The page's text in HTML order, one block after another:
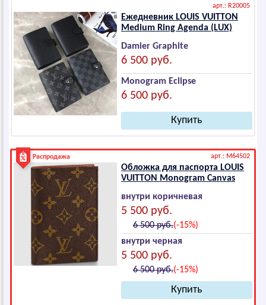
арт.: R20005
Ежедневник LОUIS VUIТТОN
Mеdium Ring Аgеndа (LUX)
Damier Graphite
6 500 руб.
Monogram Eclipse
6 500 руб.
Распродажа арт.: M64502
Обложка для паспорта LОUIS
VUIТТОN Mоnоgrаm Cаnvаs
внутри коричневая
5 500 руб.
6 500 руб.(-15%)
внутри черная
5 500 руб.
6 500 руб.(-15%)